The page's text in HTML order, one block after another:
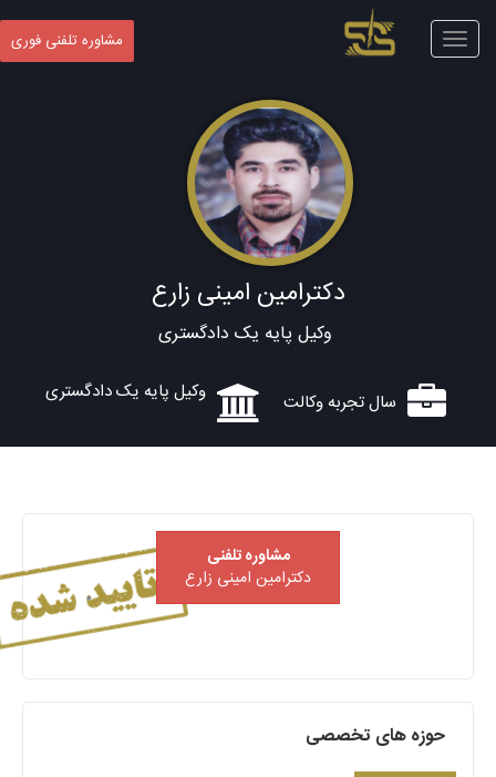
Toggle
navigation
مشاوره تلفنی فوری
دکترامین امینی زارع
وکیل پایه یک دادگستری
سال تجربه وکالت وکیل پایه یک دادگستری
مشاوره تلفنی
دکترامین امینی زارع
حوزه های تخصصی